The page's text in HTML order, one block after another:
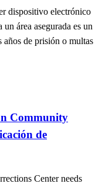
dispositivo electrónico
área asegurada es un
años de prisión o multas
Community
de
Center needs